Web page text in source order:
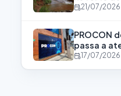
consecutivo
21/07/2026
PROCON
passa a
17/07/2026